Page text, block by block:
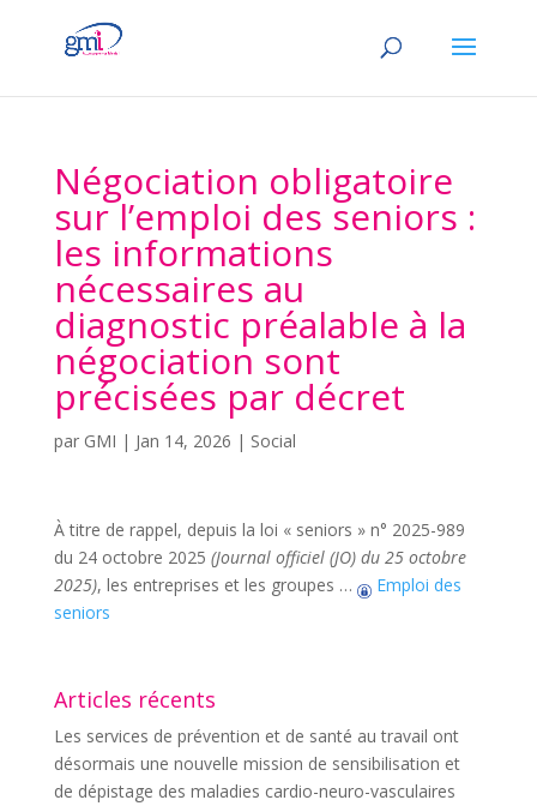
Négociation obligatoire
sur l’emploi des seniors :
les informations
nécessaires au
diagnostic préalable à la
négociation sont
précisées par décret
par GMI | Jan 14, 2026 | Social
À titre de rappel, depuis la loi « seniors » n° 2025-989
du 24 octobre 2025 (Journal officiel (JO) du 25 octobre
2025), les entreprises et les groupes …
Emploi des
seniors
Articles récents
Les services de prévention et de santé au travail ont
désormais une nouvelle mission de sensibilisation et
de dépistage des maladies cardio-neuro-vasculaires